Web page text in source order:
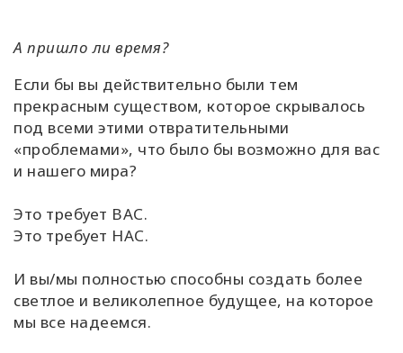
А пришло ли время?
Если бы вы действительно были тем
прекрасным существом, которое скрывалось
под всеми этими отвратительными
«проблемами», что было бы возможно для вас
и нашего мира?
Это требует ВАС.
Это требует НАС.
И вы/мы полностью способны создать более
светлое и великолепное будущее, на которое
мы все надеемся.